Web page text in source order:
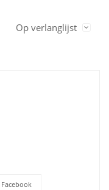
Op verlanglijst
Facebook